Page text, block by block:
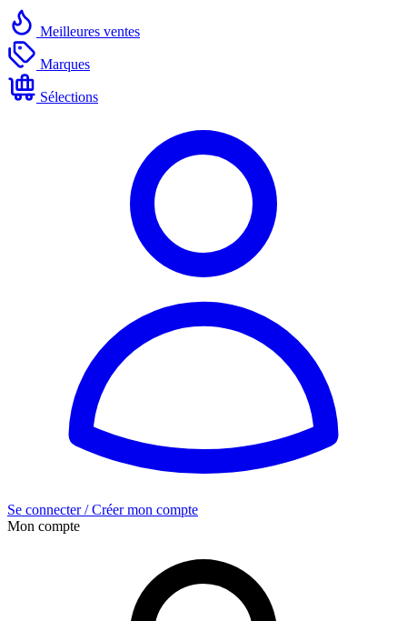
Meilleures ventes
Marques
Sélections
Se connecter / Créer mon compte
Mon compte